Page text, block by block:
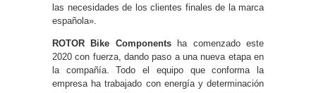
las necesidades de los clientes finales de la marca
española».
ROTOR Bike Componentsha comenzado este
2020 con fuerza, dando paso a una nueva etapa en
la compañía. Todo el equipo que conforma la
empresa ha trabajado con energía y determinación